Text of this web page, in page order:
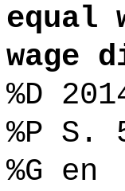
equal
wage
%D
%P S.
%G en